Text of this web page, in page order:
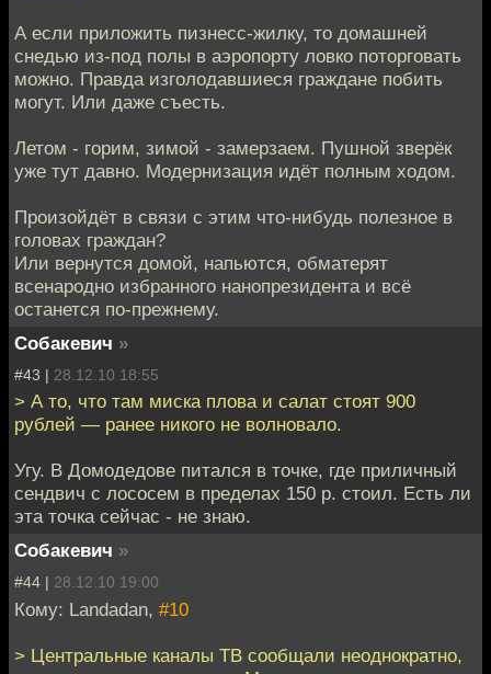
А если приложить пизнесс-жилку, то домашней
снедью из-под полы в аэропорту ловко поторговать
можно. Правда изголодавшиеся граждане побить
могут. Или даже съесть.
Летом - горим, зимой - замерзаем. Пушной зверёк
уже тут давно. Модернизация идёт полным ходом.
Произойдёт в связи с этим что-нибудь полезное в
головах граждан?
Или вернутся домой, напьются, обматерят
всенародно избранного нанопрезидента и всё
останется по-прежнему.
Собакевич »
#43 | 28.12.10 18:55
> А то, что там миска плова и салат стоят 900
рублей — ранее никого не волновало.
Угу. В Домодедове питался в точке, где приличный
сендвич с лососем в пределах 150 р. стоил. Есть ли
эта точка сейчас - не знаю.
Собакевич »
#44 | 28.12.10 19:00
Кому: Landadan, #10
> Центральные каналы ТВ сообщали неоднократно,